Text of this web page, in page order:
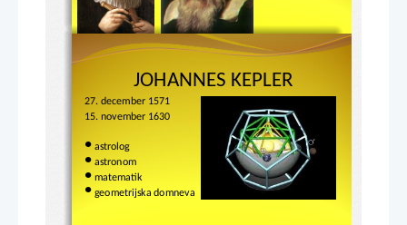
JOHANNES KEPLER
27. december 1571
15. november 1630
 astrolog
 astronom
 matematik
 geometrijska domneva